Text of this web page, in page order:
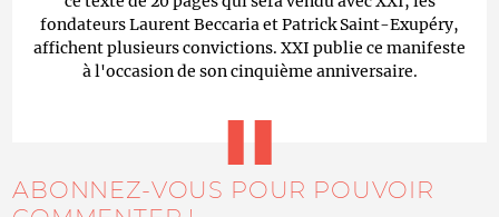
fondateurs Laurent Beccaria et Patrick Saint-Exupéry,
affichent plusieurs convictions. XXI publie ce manifeste
à l'occasion de son cinquième anniversaire.
ABONNEZ-VOUS POUR POUVOIR